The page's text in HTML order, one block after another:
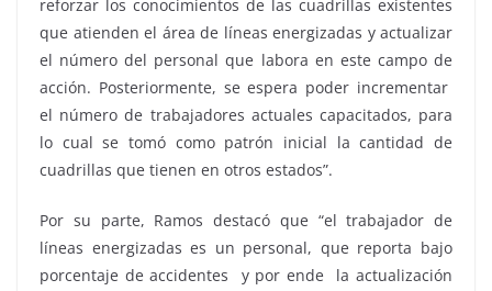
reforzar los conocimientos de las cuadrillas existentes
que atienden el área de líneas energizadas y actualizar
el número del personal que labora en este campo de
acción. Posteriormente, se espera poder incrementar
el número de trabajadores actuales capacitados, para
lo cual se tomó como patrón inicial la cantidad de
cuadrillas que tienen en otros estados”.
Por su parte, Ramos destacó que “el trabajador de
líneas energizadas es un personal, que reporta bajo
porcentaje de accidentes y por ende la actualización